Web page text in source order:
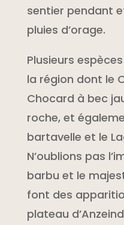
sentier pendant
pluies d’orage.
Plusieurs
la région dont le
Chocard à bec
roche, et
bartavelle et le
N’oublions pas
barbu et le
font des
plateau